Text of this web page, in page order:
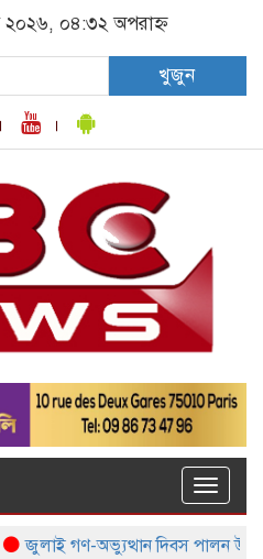
০৪:৩২ অপরাহ্ন
খুজুন
Toggle
গণ-অভ্যুত্থান দিবস পালন উপলক্ষ্যে